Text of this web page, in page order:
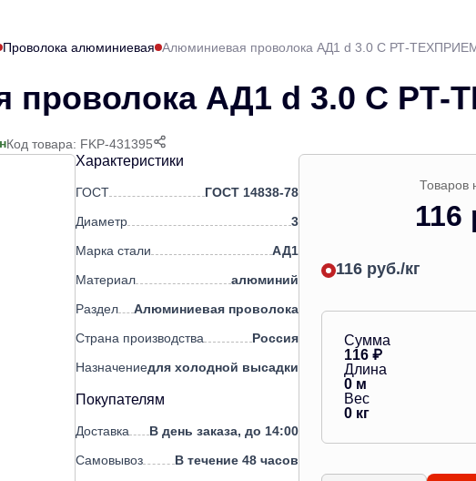
Проволока алюминиевая Алюминиевая проволока АД1 d 3.0 С РТ-
проволока АД1 d 3.0 С
Код товара: FKP-431395
Характеристики
ГОСТ
ГОСТ 14838-78
Диаметр
3
Марка стали
АД1
Материал
алюминий
Раздел
Алюминиевая проволока
Страна производства
Россия
Назначениедля холодной высадки
Покупателям
Доставка
В день заказа, до 14:00
Самовывоз
В течение 48 часов
Товаров
116
116 руб./кг
Сумма
116 ₽
Длина
0 м
Вес
0 кг